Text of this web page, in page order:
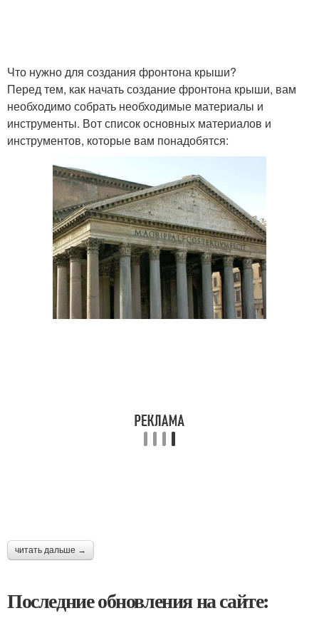
Что нужно для создания фронтона крыши?
Перед тем, как начать создание фронтона крыши, вам
необходимо собрать необходимые материалы и
инструменты. Вот список основных материалов и
инструментов, которые вам понадобятся:
читать дальше →
Последние обновления на сайте: